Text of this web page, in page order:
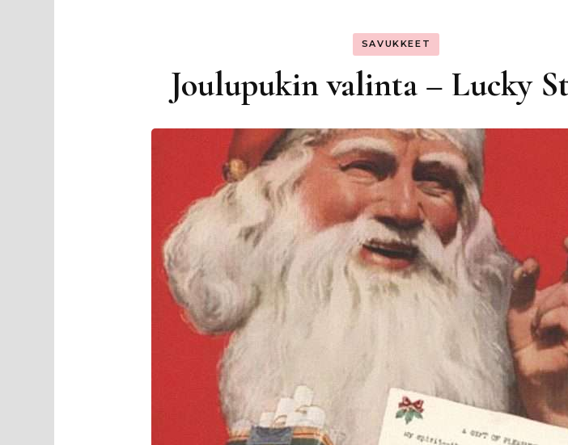
SAVUKKEET
Joulupukin valinta – Lucky